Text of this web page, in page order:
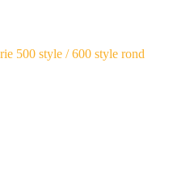
500 style / 600 style rond